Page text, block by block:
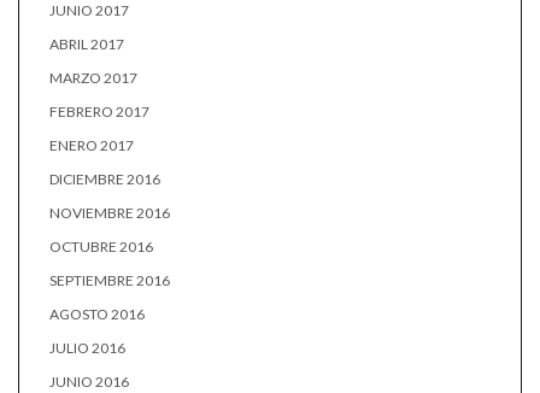
JUNIO 2017
ABRIL 2017
MARZO 2017
FEBRERO 2017
ENERO 2017
DICIEMBRE 2016
NOVIEMBRE 2016
OCTUBRE 2016
SEPTIEMBRE 2016
AGOSTO 2016
JULIO 2016
JUNIO 2016